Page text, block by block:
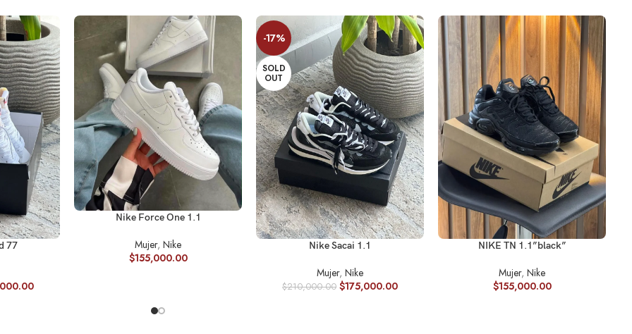
77
SELECCIONAR OPCIONES
Nike Force One 1.1
Mujer, Nike
$155,000.00
-17%
SOLD
OUT
SELECCIONAR OPCIONES
Nike Sacai 1.1
Mujer, Nike
$210,000.00 $175,000.00
SELECCIONAR OPCIONES
NIKE TN 1.1”black”
Mujer, Nike
$155,000.00